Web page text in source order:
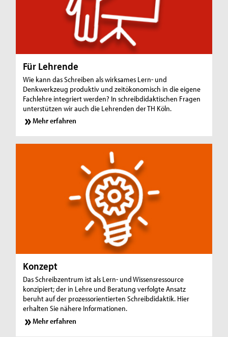
Für Lehrende
Wie kann das Schreiben als wirksames Lern- und
Denkwerkzeug produktiv und zeitökonomisch in die eigene
Fachlehre integriert werden? In schreibdidaktischen Fragen
unterstützen wir auch die Lehrenden der TH Köln.
Mehr erfahren
Konzept
Das Schreibzentrum ist als Lern- und Wissensressource
konzipiert; der in Lehre und Beratung verfolgte Ansatz
beruht auf der pro­zess­ori­en­tiert­en Schreibdidaktik. Hier
erhalten Sie nähere Informationen.
Mehr erfahren